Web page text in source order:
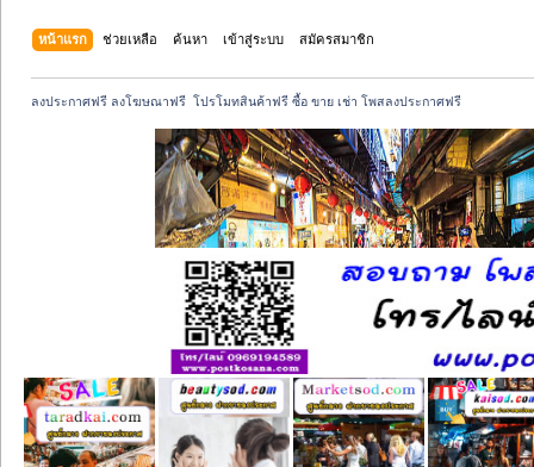
หน้าแรก ช่วยเหลือ ค้นหา เข้าสู่ระบบ สมัครสมาชิก
ลงประกาศฟรี ลงโฆษณาฟรี  โปรโมทสินค้าฟรี ซื้อ ขาย เช่า โพสลงประกาศฟรี